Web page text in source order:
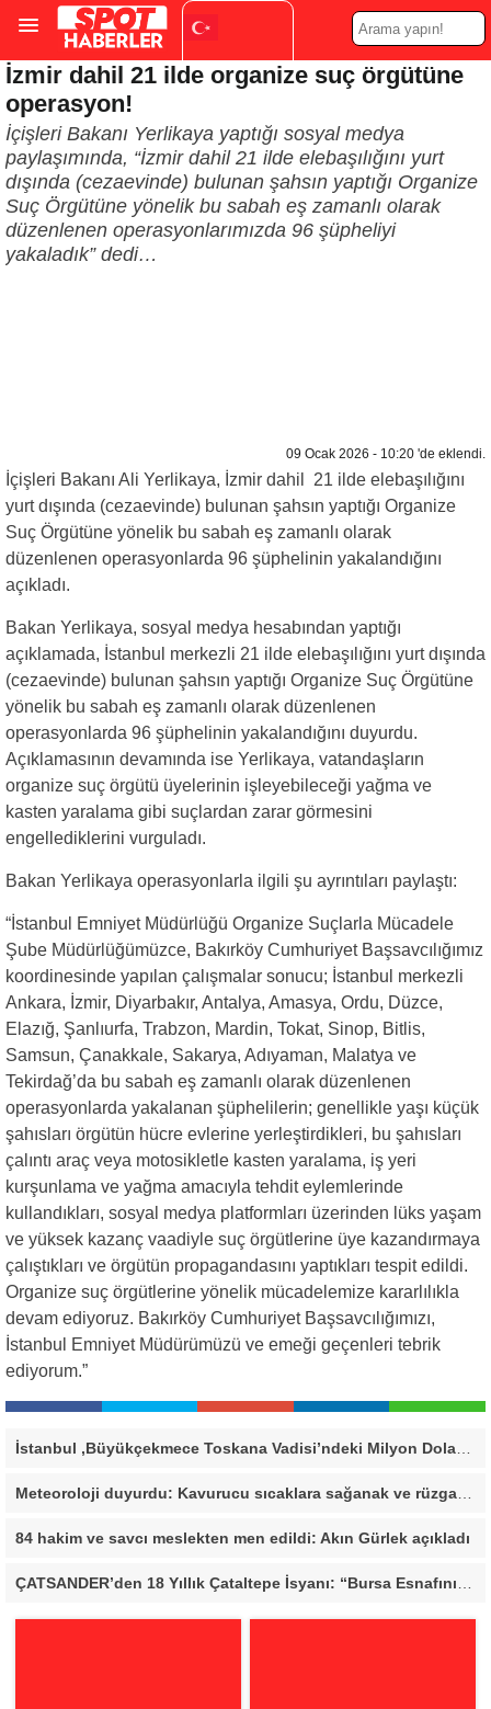
Turkish ▼
İzmir dahil 21 ilde organize suç örgütüne
operasyon!
İçişleri Bakanı Yerlikaya yaptığı sosyal medya
paylaşımında, “İzmir dahil 21 ilde elebaşılığını yurt
dışında (cezaevinde) bulunan şahsın yaptığı Organize
Suç Örgütüne yönelik bu sabah eş zamanlı olarak
düzenlenen operasyonlarımızda 96 şüpheliyi
yakaladık” dedi…
09 Ocak 2026 - 10:20 'de eklendi.
İçişleri Bakanı Ali Yerlikaya, İzmir dahil 21 ilde elebaşılığını
yurt dışında (cezaevinde) bulunan şahsın yaptığı Organize
Suç Örgütüne yönelik bu sabah eş zamanlı olarak
düzenlenen operasyonlarda 96 şüphelinin yakalandığını
açıkladı.
Bakan Yerlikaya, sosyal medya hesabından yaptığı
açıklamada, İstanbul merkezli 21 ilde elebaşılığını yurt dışında
(cezaevinde) bulunan şahsın yaptığı Organize Suç Örgütüne
yönelik bu sabah eş zamanlı olarak düzenlenen
operasyonlarda 96 şüphelinin yakalandığını duyurdu.
Açıklamasının devamında ise Yerlikaya, vatandaşların
organize suç örgütü üyelerinin işleyebileceği yağma ve
kasten yaralama gibi suçlardan zarar görmesini
engellediklerini vurguladı.
Bakan Yerlikaya operasyonlarla ilgili şu ayrıntıları paylaştı:
“İstanbul Emniyet Müdürlüğü Organize Suçlarla Mücadele
Şube Müdürlüğümüzce, Bakırköy Cumhuriyet Başsavcılığımız
koordinesinde yapılan çalışmalar sonucu; İstanbul merkezli
Ankara, İzmir, Diyarbakır, Antalya, Amasya, Ordu, Düzce,
Elazığ, Şanlıurfa, Trabzon, Mardin, Tokat, Sinop, Bitlis,
Samsun, Çanakkale, Sakarya, Adıyaman, Malatya ve
Tekirdağ’da bu sabah eş zamanlı olarak düzenlenen
operasyonlarda yakalanan şüphelilerin; genellikle yaşı küçük
şahısları örgütün hücre evlerine yerleştirdikleri, bu şahısları
çalıntı araç veya motosikletle kasten yaralama, iş yeri
kurşunlama ve yağma amacıyla tehdit eylemlerinde
kullandıkları, sosyal medya platformları üzerinden lüks yaşam
ve yüksek kazanç vaadiyle suç örgütlerine üye kazandırmaya
çalıştıkları ve örgütün propagandasını yaptıkları tespit edildi.
Organize suç örgütlerine yönelik mücadelemize kararlılıkla
devam ediyoruz. Bakırköy Cumhuriyet Başsavcılığımızı,
İstanbul Emniyet Müdürümüzü ve emeği geçenleri tebrik
ediyorum.”
İstanbul ,Büyükçekmece Toskana Vadisi’ndeki Milyon Dolarlık Villa İçin Savcılık Harekete Geçti! 138,40 Metrekarelik Kaçak Alan Tespit Edildi
Meteoroloji duyurdu: Kavurucu sıcaklara sağanak ve rüzgar arası
84 hakim ve savcı meslekten men edildi: Akın Gürlek açıkladı